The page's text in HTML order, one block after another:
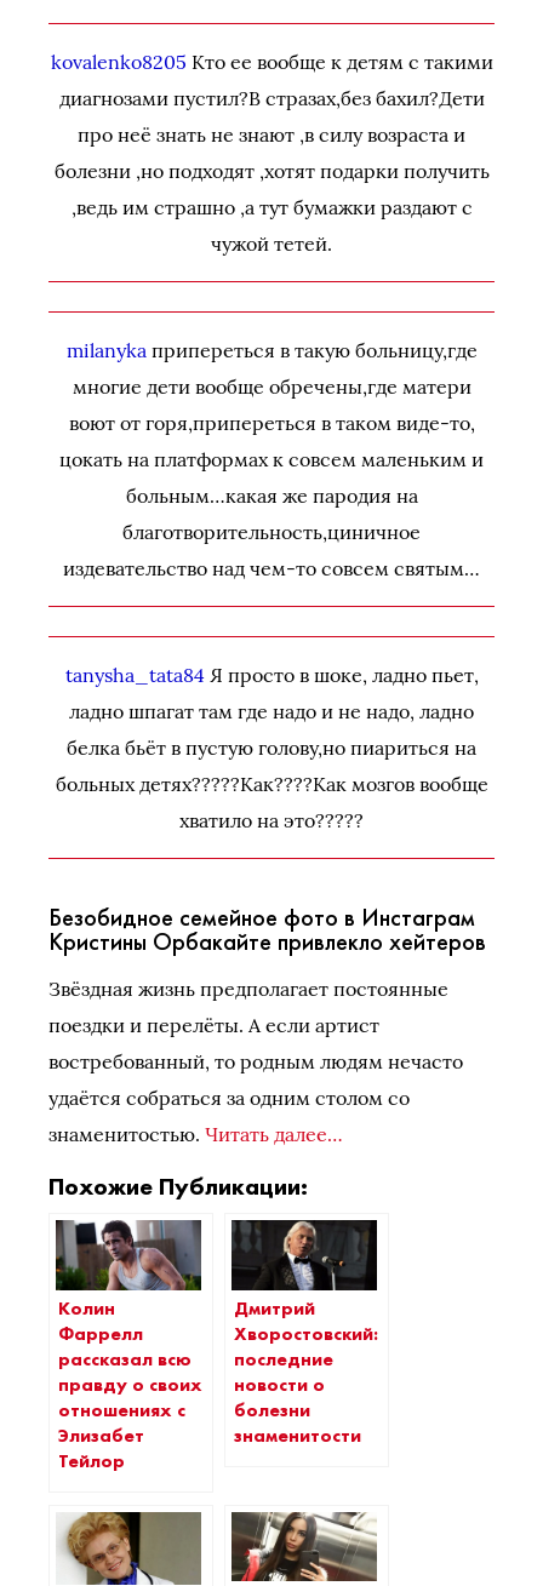
kovalenko8205 Кто ее вообще к детям с такими
диагнозами пустил?В стразах,без бахил?Дети
про неё знать не знают ,в силу возраста и
болезни ,но подходят ,хотят подарки получить
,ведь им страшно ,а тут бумажки раздают с
чужой тетей.
milanykaприпереться в такую больницу,где
многие дети вообще обречены,где матери
воют от горя,припереться в таком виде-то,
цокать на платформах к совсем маленьким и
больным…какая же пародия на
благотворительность,циничное
издевательство над чем-то совсем святым…
tanysha_tata84Я просто в шоке, ладно пьет,
ладно шпагат там где надо и не надо, ладно
белка бьёт в пустую голову,но пиариться на
больных детях?????Как????Как мозгов вообще
хватило на это?????
Безобидное семейное фото в Инстаграм
Кристины Орбакайте привлекло хейтеров
Звёздная жизнь предполагает постоянные
поездки и перелёты. А если артист
востребованный, то родным людям нечасто
удаётся собраться за одним столом со
знаменитостью. Читать далее…
Похожие Публикации:
Колин
Фаррелл
рассказал всю
правду о своих
отношениях с
Элизабет
Тейлор
Дмитрий
Хворостовский:
последние
новости о
болезни
знаменитости